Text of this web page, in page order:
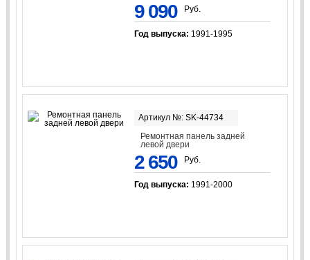
9 090 Руб.
Год выпуска: 1991-1995
Артикул №: SK-44734
Ремонтная панель задней
левой двери
2 650 Руб.
Год выпуска: 1991-2000